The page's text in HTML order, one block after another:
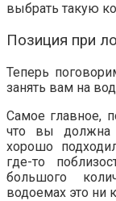
выбрать такую
Позиция при
Теперь
занять вам на
Самое главное,
что вы должна
хорошо
где-то
большого
водоемах это ни